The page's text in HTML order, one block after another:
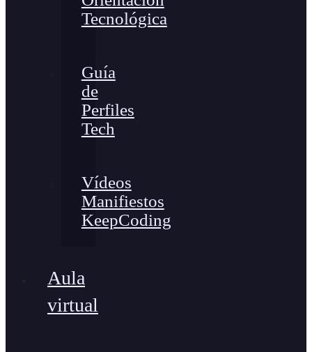
Tecnológica
Guía
de
Perfiles
Tech
Vídeos
Manifiestos
KeepCoding
Aula
virtual